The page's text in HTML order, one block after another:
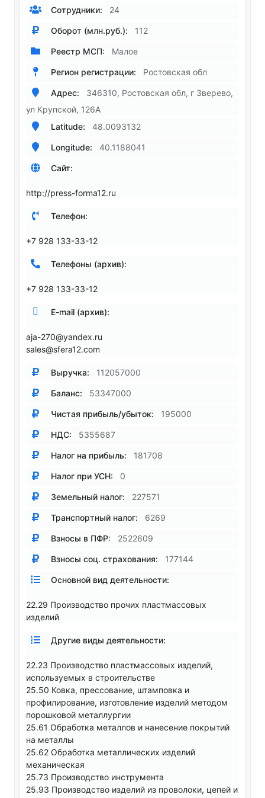
Сотрудники: 24
Оборот (млн.руб.): 112
Реестр МСП: Малое
Регион регистрации: Ростовская обл
Адрес:
346310, Ростовская обл, г Зверево,
ул Крупской, 126А
Latitude:
48.0093132
Longitude: 40.1188041
Сайт:
http://press-forma12.ru
Телефон:
+7 928 133-33-12
Телефоны (архив):
+7 928 133-33-12
E-mail (архив):
aja-270@yandex.ru
sales@sfera12.com
Выручка: 112057000
Баланс: 53347000
Чистая прибыль/убыток: 195000
НДС: 5355687
Налог на прибыль: 181708
Налог при УСН: 0
Земельный налог: 227571
Транспортный налог: 6269
Взносы в ПФР: 2522609
Взносы соц. страхования: 177144
Основной вид деятельности:
22.29 Производство прочих пластмассовых
изделий
Другие виды деятельности:
22.23 Производство пластмассовых изделий,
используемых в строительстве
25.50 Ковка, прессование, штамповка и
профилирование, изготовление изделий методом
порошковой металлургии
25.61 Обработка металлов и нанесение покрытий
на металлы
25.62 Обработка металлических изделий
механическая
25.73 Производство инструмента
25.93 Производство изделий из проволоки, цепей и